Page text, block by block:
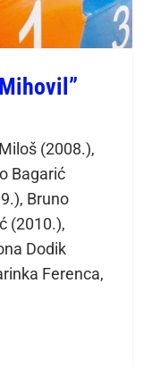
(2008.),
Bagarić
Bruno
(2010.),
Dodik
Ferenca,